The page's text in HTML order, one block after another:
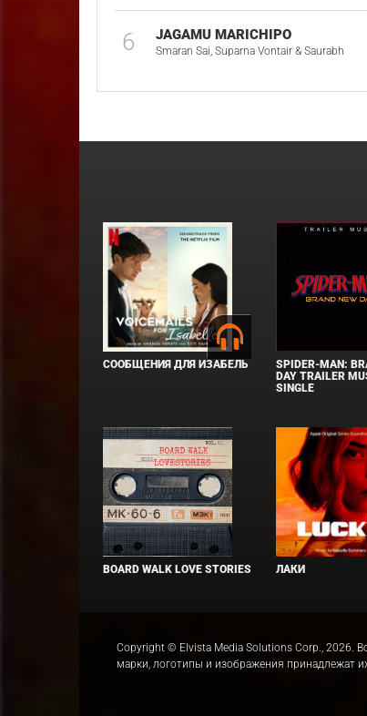
6 JAGAMU MARICHIPO
Smaran Sai, Suparna Vontair & Saurabh
СООБЩЕНИЯ ДЛЯ ИЗАБЕЛЬ
SPIDER-MAN:
DAY TRAILER
SINGLE
BOARD WALK LOVE STORIES ЛАКИ
Copyright © Elvista Media Solutions Corp., 2026.
марки, логотипы и изображения принадлежат